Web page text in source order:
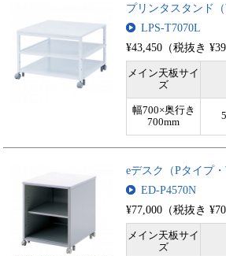
プリンタスタンド（
LPS-T7070L
¥43,450（税抜き
メイン天板サイ
ズ
幅700×奥行き
700mm
eデスク（Pタイプ・
ED-P4570N
¥77,000（税抜き
メイン天板サイ
ズ